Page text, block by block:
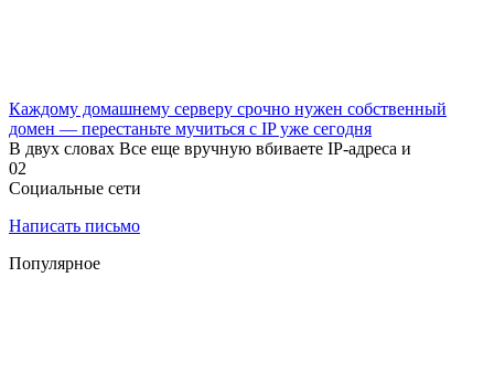
Каждому домашнему серверу срочно нужен собственный
домен — перестаньте мучиться с IP уже сегодня
В двух словах Все еще вручную вбиваете IP-адреса и
02
Социальные сети
Написать письмо
Популярное